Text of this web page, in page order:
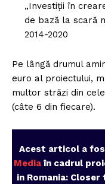
„Investiții în
de bază la scară
2014-2020
Pe lângă drumul
euro al proiectului,
multor străzi din
(câte 6 din fiecare).
Acest articol a
Mediaîn cadrul
in Romania: